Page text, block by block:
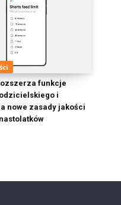
funkcje
i
nowe zasady jakości